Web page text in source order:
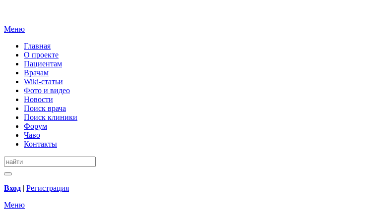
Меню
Главная
О проекте
Пациентам
Врачам
Wiki-статьи
Фото и видео
Новости
Поиск врача
Поиск клиники
Форум
Чаво
Контакты
Вход | Регистрация
Меню